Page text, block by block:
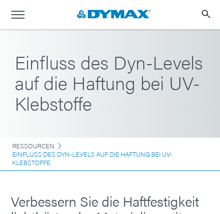
Einfluss des Dyn-Levels
auf die Haftung bei UV-
Klebstoffe
RESSOURCEN
EINFLUSS DES DYN-LEVELS AUF DIE HAFTUNG BEI UV-
KLEBSTOFFE
Verbessern Sie die Haftfestigkeit